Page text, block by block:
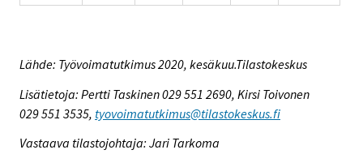
Lähde: Työvoimatutkimus 2020, kesäkuu.Tilastokeskus
Lisätietoja: Pertti Taskinen 029 551 2690, Kirsi Toivonen
029 551 3535, tyovoimatutkimus@tilastokeskus.fi
Vastaava tilastojohtaja: Jari Tarkoma